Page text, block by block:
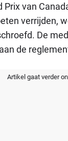
Prix van
verrijden,
De
de
Artikel gaat verder